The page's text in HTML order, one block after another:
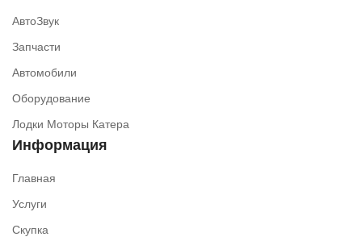
АвтоЗвук
Запчасти
Автомобили
Оборудование
Лодки Моторы Катера
Информация
Главная
Услуги
Скупка